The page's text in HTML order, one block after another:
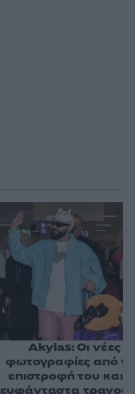
Akylas: Οι νέες
φωτογραφίες από
επιστροφή του και
ευφάνταστα